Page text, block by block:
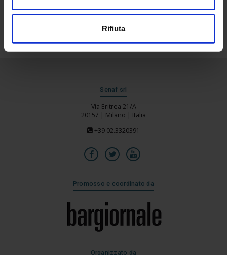
Rifiuta
Senaf srl
Via Eritrea 21/A
20157 | Milano | Italia
+39 02.3320391
Promosso e coordinato da
Organizzato da